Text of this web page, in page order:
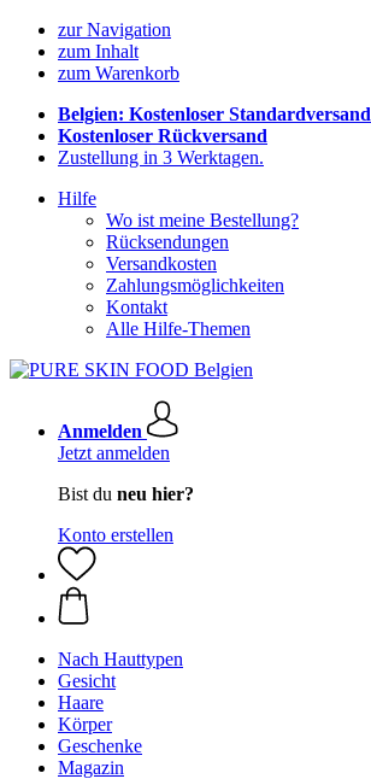
zur Navigation
zum Inhalt
zum Warenkorb
Belgien: Kostenloser Standardversand
Kostenloser Rückversand
Zustellung in 3 Werktagen.
Hilfe
Wo ist meine Bestellung?
Rücksendungen
Versandkosten
Zahlungsmöglichkeiten
Kontakt
Alle Hilfe-Themen
Anmelden
Jetzt anmelden
Bist du neu hier?
Konto erstellen
Nach Hauttypen
Gesicht
Haare
Körper
Geschenke
Magazin